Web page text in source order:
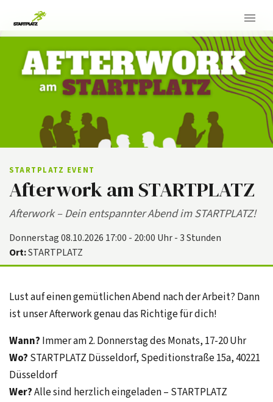
STARTPLATZ EVENT
Afterwork am STARTPLATZ
Afterwork – Dein entspannter Abend im STARTPLATZ!
Donnerstag 08.10.2026 17:00 - 20:00 Uhr - 3 Stunden
Ort:STARTPLATZ
Lust auf einen gemütlichen Abend nach der Arbeit? Dann
ist unser Afterwork genau das Richtige für dich!
Wann? Immer am 2. Donnerstag des Monats, 17-20 Uhr
Wo? STARTPLATZ Düsseldorf, Speditionstraße 15a, 40221
Düsseldorf
Wer?Alle sind herzlich eingeladen – STARTPLATZ